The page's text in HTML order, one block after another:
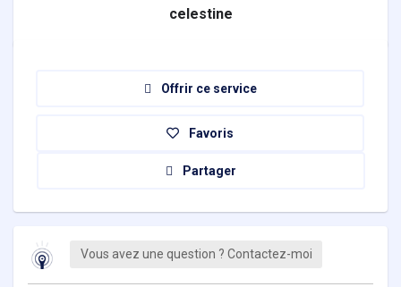
celestine
Offrir ce service
Favoris
Partager
Vous avez une question ? Contactez-moi